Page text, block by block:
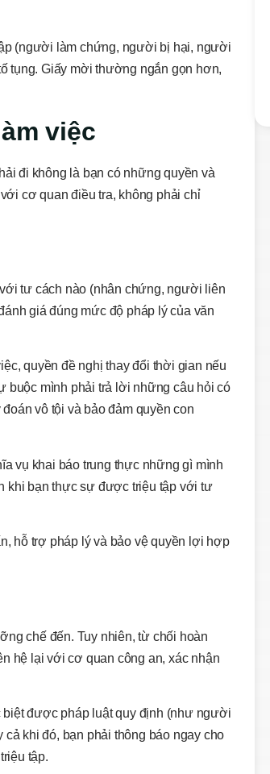
(người làm chứng, người bị hại, người
tụng. Giấy mời thường ngắn gọn hơn,
việc
đi không là bạn có những quyền và
cơ quan điều tra, không phải chỉ
tư cách nào (nhân chứng, người liên
giá đúng mức độ pháp lý của văn
quyền đề nghị thay đổi thời gian nếu
buộc mình phải trả lời những câu hỏi có
vô tội và bảo đảm quyền con
vụ khai báo trung thực những gì mình
khi bạn thực sự được triệu tập với tư
hỗ trợ pháp lý và bảo vệ quyền lợi hợp
chế đến. Tuy nhiên, từ chối hoàn
hệ lại với cơ quan công an, xác nhận
biệt được pháp luật quy định (như người
khi đó, bạn phải thông báo ngay cho
tập.